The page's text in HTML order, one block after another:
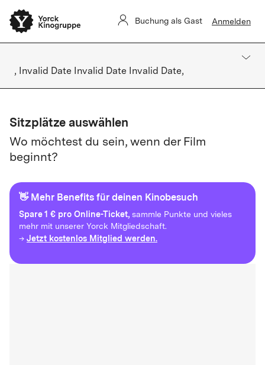
Buchung als Gast Anmelden
, Invalid Date Invalid Date Invalid Date,
Sitzplätze auswählen
Wo möchtest du sein, wenn der Film
beginnt?
👋 Mehr Benefits für deinen Kinobesuch
Spare1 € pro Online-Ticket, sammle Punkte und vieles
mehr mit unserer Yorck Mitgliedschaft.
→ Jetzt kostenlos Mitglied werden.